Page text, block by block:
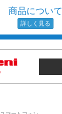
商品について